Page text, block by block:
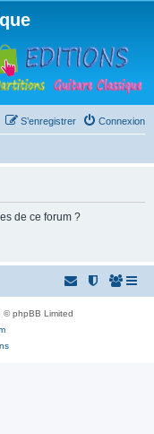
Connexion
S’enregistrer
de ce forum ?
© phpBB Limited